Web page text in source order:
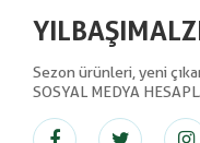
Sezon ürünleri, yeni
SOSYAL MEDYA